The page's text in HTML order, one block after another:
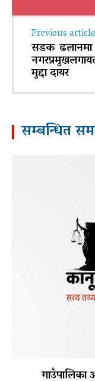
Previous article
सडक ढलानमा
मुद्दा दायर
सम्बन्धित
गाउँपालिका